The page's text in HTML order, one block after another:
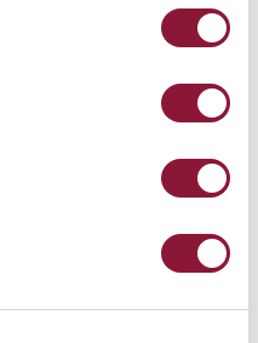
Sie Ihren Arbeitsplatz
individuelles Angebot an.